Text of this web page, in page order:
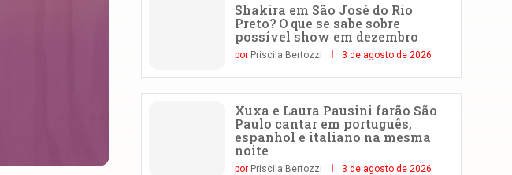
Shakira em São José do Rio
Preto? O que se sabe sobre
possível show em dezembro
por Priscila Bertozzi 3 de agosto de 2026
Xuxa e Laura Pausini farão São
Paulo cantar em português,
espanhol e italiano na mesma
noite
por Priscila Bertozzi 3 de agosto de 2026